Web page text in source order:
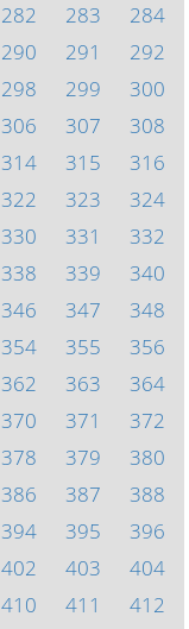
282 283
284
290 291
292
298 299
300
306 307
308
314 315
316
322 323
324
330 331
332
338 339
340
346 347
348
354 355
356
362 363
364
370 371
372
378 379
380
386 387
388
394 395
396
402 403
404
410 411
412